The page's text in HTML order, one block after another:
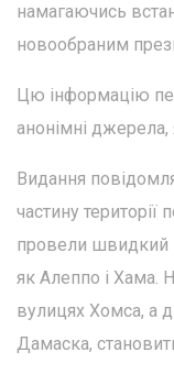
намагаючись
новообраним
Цю інформацію
анонімні джерела,
Видання
частину території
провели швидкий
як Алеппо і Хама.
вулицях Хомса, а
Дамаска,